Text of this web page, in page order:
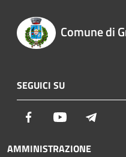
Comune di
SEGUICI SU
Facebook Youtube
AMMINISTRAZIONE